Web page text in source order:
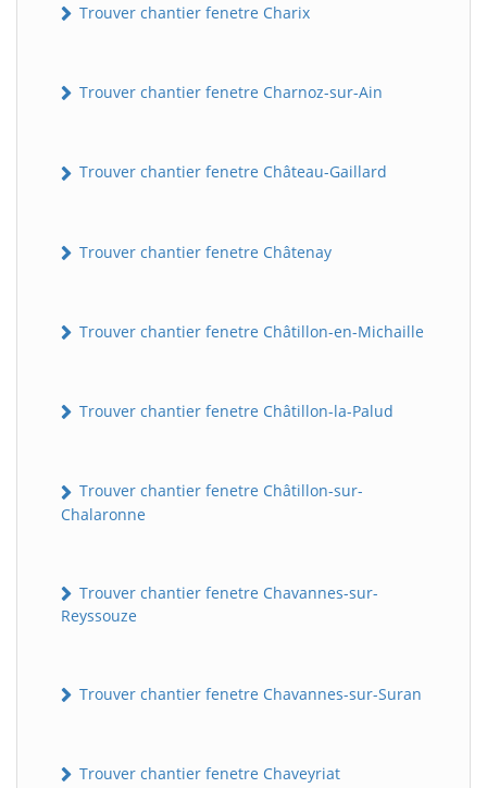
Trouver chantier fenetre Charix
Trouver chantier fenetre Charnoz-sur-Ain
Trouver chantier fenetre Château-Gaillard
Trouver chantier fenetre Châtenay
Trouver chantier fenetre Châtillon-en-Michaille
Trouver chantier fenetre Châtillon-la-Palud
Trouver chantier fenetre Châtillon-sur-
Chalaronne
Trouver chantier fenetre Chavannes-sur-
Reyssouze
Trouver chantier fenetre Chavannes-sur-Suran
Trouver chantier fenetre Chaveyriat